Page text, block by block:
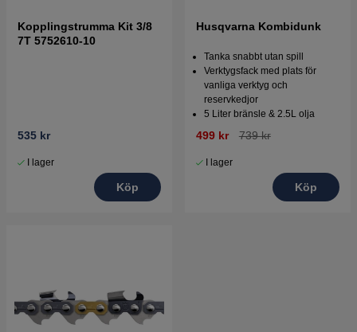
Kopplingstrumma Kit 3/8
7T 5752610-10
535 kr
I lager
Köp
Husqvarna Kombidunk
Tanka snabbt utan spill
Verktygsfack med plats för
vanliga verktyg och
reservkedjor
5 Liter bränsle & 2.5L olja
499 kr 739 kr
I lager
Köp